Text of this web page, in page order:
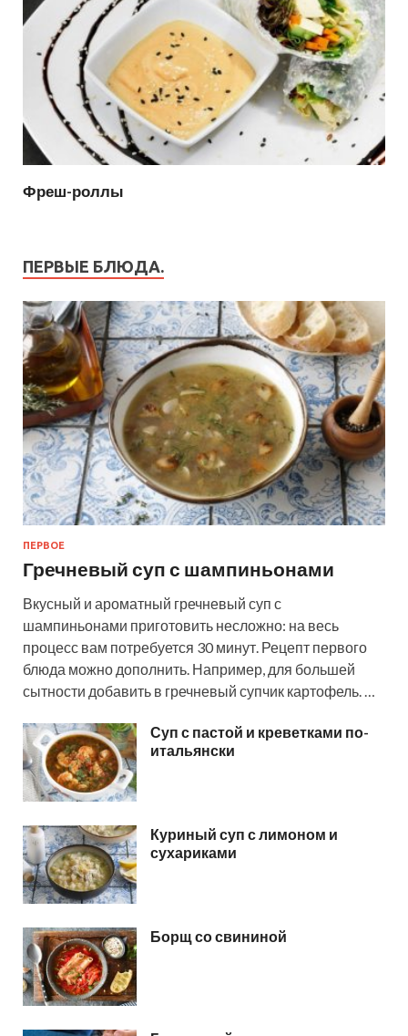
Фреш-роллы
ПЕРВЫЕ БЛЮДА.
ПЕРВОЕ
Гречневый суп с шампиньонами
Вкусный и ароматный гречневый суп с
шампиньонами приготовить несложно: на весь
процесс вам потребуется 30 минут. Рецепт первого
блюда можно дополнить. Например, для большей
сытности добавить в гречневый супчик картофель. …
Суп с пастой и креветками по-
итальянски
Куриный суп с лимоном и
сухариками
Борщ со свининой